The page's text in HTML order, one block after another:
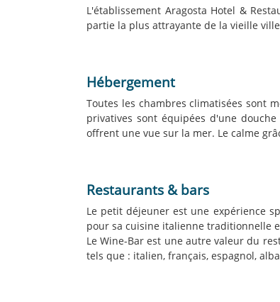
L'établissement Aragosta Hotel &
partie la plus attrayante de la vieille
Hébergement
Toutes les chambres climatisées sont
privatives sont équipées d'une
offrent une vue sur la mer. Le calme
Restaurants & bars
Le petit déjeuner est une expérience
pour sa cuisine italienne traditionnelle
Le Wine-Bar est une autre valeur du
tels que : italien, français, espagnol,